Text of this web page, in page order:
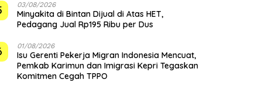
03/08/2026
Minyakita di Bintan Dijual di Atas HET,
Pedagang Jual Rp195 Ribu per Dus
01/08/2026
Isu Gerenti Pekerja Migran Indonesia Mencuat,
Pemkab Karimun dan Imigrasi Kepri Tegaskan
Komitmen Cegah TPPO